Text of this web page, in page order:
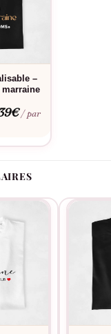
Bon à savoir
des tailles
personnelle ?
t-shirts se lavent
au fil du temps. La
qui durera
–
€ / par